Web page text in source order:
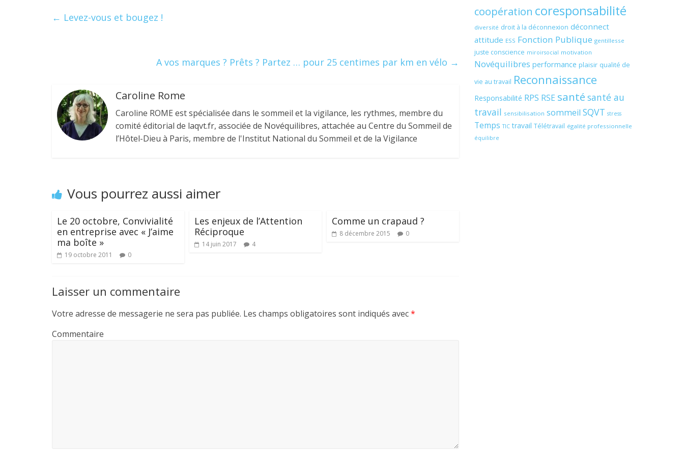
b er e e g
← Levez-vous et bougez !
A vos marques ? Prêts ? Partez … pour 25 centimes par km en vélo →
Caroline Rome
Caroline ROME est spécialisée dans le sommeil et la vigilance, les rythmes, membre du
comité éditorial de laqvt.fr, associée de Novéquilibres, attachée au Centre du Sommeil de
l’Hôtel-Dieu à Paris, membre de l'Institut National du Sommeil et de la Vigilance
Vous pourrez aussi aimer
Le 20 octobre, Convivialité
en entreprise avec « J’aime
ma boîte »
19 octobre 2011 0
Les enjeux de l’Attention
Réciproque
14 juin 2017 4
Comme un crapaud ?
8 décembre 2015 0
Laisser un commentaire
Votre adresse de messagerie ne sera pas publiée. Les champs obligatoires sont indiqués avec*
Commentaire
coopération coresponsabilité
diversité droit à la déconnexion déconnect
attitude ESS Fonction Publique gentillesse
juste conscience miroirsocial motivation
Novéquilibres performance plaisir qualité de
vie au travail Reconnaissance
Responsabilité RPS RSE santé santé au
travail sensibilisation sommeil SQVT stress
Temps TIC travail Télétravail égalité professionnelle
équilibre